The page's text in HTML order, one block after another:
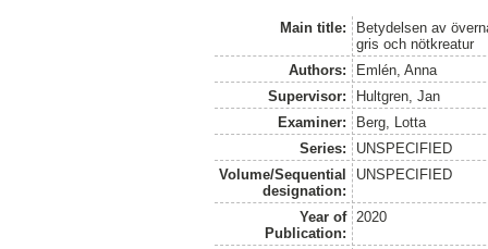
Main title:
Betydelsen av
gris och nötkreatur
Authors:
Emlén, Anna
Supervisor:
Hultgren, Jan
Examiner:
Berg, Lotta
Series:
UNSPECIFIED
Volume/Sequential
designation:
UNSPECIFIED
Year of
Publication:
2020